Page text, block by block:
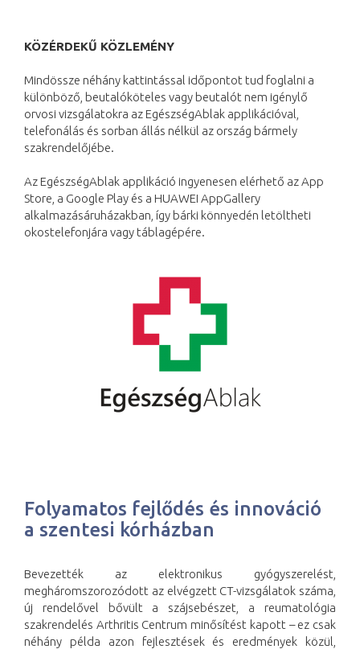
KÖZÉRDEKŰ KÖZLEMÉNY
Mindössze néhány kattintással időpontot tud foglalni a
különböző, beutalóköteles vagy beutalót nem igénylő
orvosi vizsgálatokra az EgészségAblak applikációval,
telefonálás és sorban állás nélkül az ország bármely
szakrendelőjébe.
Az EgészségAblak applikáció ingyenesen elérhető az App
Store, a Google Play és a HUAWEI AppGallery
alkalmazásáruházakban, így bárki könnyedén letöltheti
okostelefonjára vagy táblagépére.
Folyamatos fejlődés és innováció
a szentesi kórházban
Bevezették az elektronikus gyógyszerelést,
megháromszorozódott az elvégzett CT-vizsgálatok száma,
új rendelővel bővült a szájsebészet, a reumatológia
szakrendelés Arthritis Centrum minősítést kapott – ez csak
néhány példa azon fejlesztések és eredmények közül,